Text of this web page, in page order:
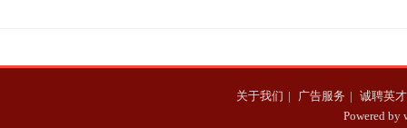
关于我们 | 广告服务 | 诚聘英才
Powered by